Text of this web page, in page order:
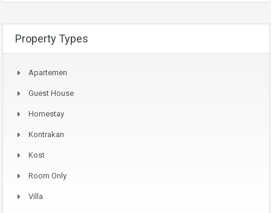
Property Types
Apartemen
Guest House
Homestay
Kontrakan
Kost
Room Only
Villa